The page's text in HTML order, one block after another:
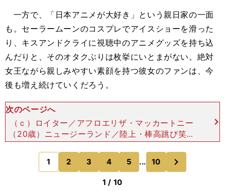
一方で、「日本アニメが大好き」という親日家の一面
も。セーラームーンのコスプレでアイスショーを滑った
り、キスアンドクライに視聴中のアニメグッズを持ち込
んだりと、そのオタクぶりは枚挙にいとまがない。絶対
女王ながら親しみやすい素顔を持つ彼女のファンは、今
後も増え続けていくだろう。
次のページへ
（ｃ）ロイター／アフロエリザ・マッカートニー
（20歳）ニュージーランド／陸上・棒高跳び笑顔
を絶やさず、最年少で五輪メダリストに 女子棒高
跳び界の「生ける伝説」ロシアのイシンバエワを欠
いたリオ五輪
1 2 3 4 5 ... 10
1 / 10